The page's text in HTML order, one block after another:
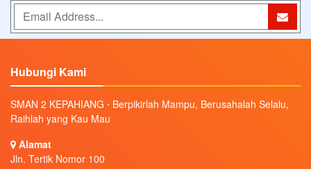
Hubungi Kami
SMAN 2 KEPAHIANG ⋅ Berpikirlah Mampu, Berusahalah Selalu,
Raihlah yang Kau Mau
Alamat
Jln. Tertik Nomor 100